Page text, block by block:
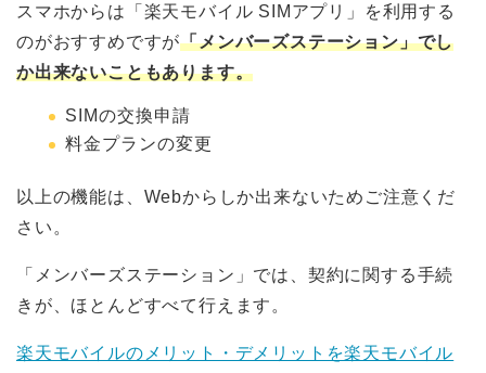
スマホからは「楽天モバイル SIMアプリ」を利用する
のがおすすめですが「メンバーズステーション」でし
か出来ないこともあります。
SIMの交換申請
料金プランの変更
以上の機能は、Webからしか出来ないためご注意くだ
さい。
「メンバーズステーション」では、契約に関する手続
きが、ほとんどすべて行えます。
楽天モバイルのメリット・デメリットを楽天モバイル